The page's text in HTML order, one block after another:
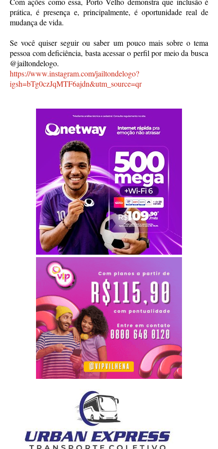
prática, é presença e, principalmente, é oportunidade real de
mudança de vida.
Se você quiser seguir ou saber um pouco mais sobre o tema
pessoa com deficiência, basta acessar o perfil por meio da busca
@jailtondelogo.
https://www.instagram.com/jailtondelogo?
igsh=bTg0czJqMTF6ajdn&utm_source=qr